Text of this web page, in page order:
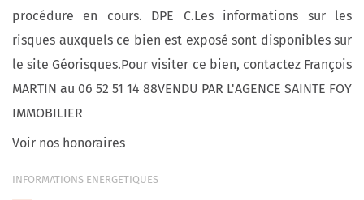
procédure en cours. DPE C.Les informations sur les
risques auxquels ce bien est exposé sont disponibles sur
le site Géorisques.Pour visiter ce bien, contactez François
MARTIN au 06 52 51 14 88VENDU PAR L'AGENCE SAINTE FOY
IMMOBILIER
Voir nos honoraires
INFORMATIONS ENERGETIQUES